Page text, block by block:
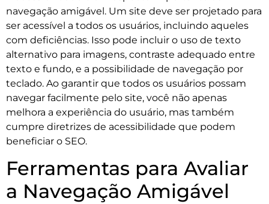
navegação amigável. Um site deve ser projetado para
ser acessível a todos os usuários, incluindo aqueles
com deficiências. Isso pode incluir o uso de texto
alternativo para imagens, contraste adequado entre
texto e fundo, e a possibilidade de navegação por
teclado. Ao garantir que todos os usuários possam
navegar facilmente pelo site, você não apenas
melhora a experiência do usuário, mas também
cumpre diretrizes de acessibilidade que podem
beneficiar o SEO.
Ferramentas para Avaliar
a Navegação Amigável